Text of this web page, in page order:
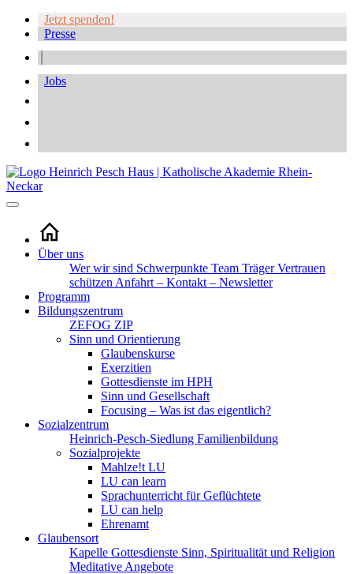
Jetzt spenden!
Presse
Jobs
Über uns
Wer wir sind Schwerpunkte Team TrägerVertrauen
schützen Anfahrt – Kontakt – Newsletter
Programm
Bildungszentrum
ZEFOG ZIP
Sinn und Orientierung
Glaubenskurse
Exerzitien
Gottesdienste im HPH
Sinn und Gesellschaft
Focusing – Was ist das eigentlich?
Sozialzentrum
Heinrich-Pesch-Siedlung Familienbildung
Sozialprojekte
Mahlze!t LU
LU can learn
Sprachunterricht für Geflüchtete
LU can help
Ehrenamt
Glaubensort
Kapelle Gottesdienste Sinn, Spiritualität und Religion
Meditative Angebote